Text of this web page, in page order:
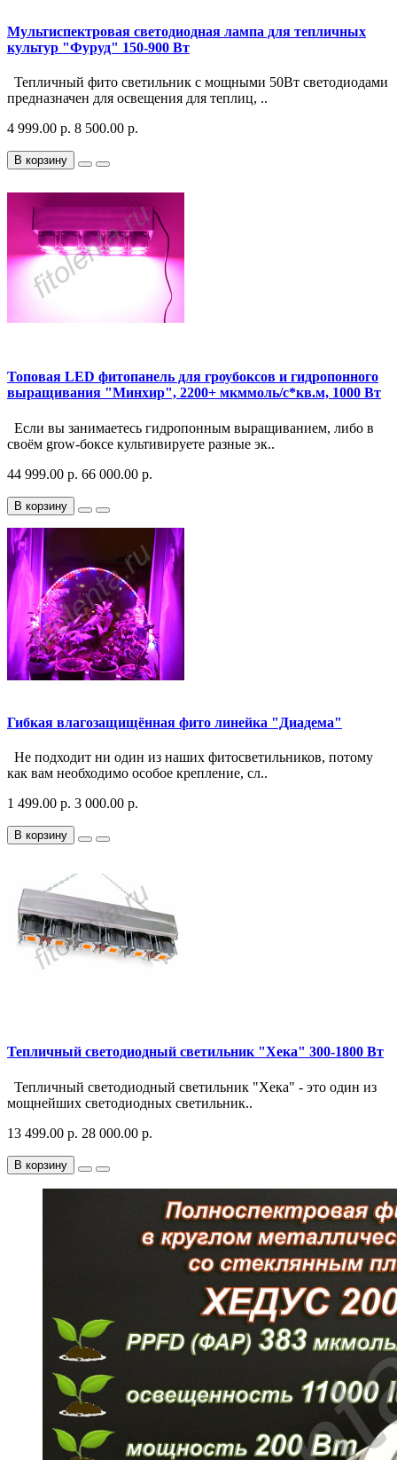
Мультиспектровая светодиодная лампа для тепличных
культур "Фуруд" 150-900 Вт
Тепличный фито светильник с мощными 50Вт светодиодами
предназначен для освещения для теплиц, ..
4 999.00 р. 8 500.00 р.
В корзину
Топовая LED фитопанель для гроубоксов и гидропонного
выращивания "Минхир", 2200+ мкммоль/с*кв.м, 1000 Вт
Если вы занимаетесь гидропонным выращиванием, либо в
своём grow-боксе культивируете разные эк..
44 999.00 р. 66 000.00 р.
В корзину
Гибкая влагозащищённая фито линейка "Диадема"
Не подходит ни один из наших фитосветильников, потому
как вам необходимо особое крепление, сл..
1 499.00 р. 3 000.00 р.
В корзину
Тепличный светодиодный светильник "Хека" 300-1800 Вт
Тепличный светодиодный светильник "Хека" - это один из
мощнейших светодиодных светильник..
13 499.00 р. 28 000.00 р.
В корзину